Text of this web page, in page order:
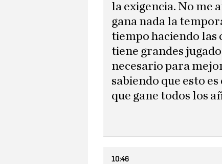
la exigencia. No me
gana nada la
tiempo haciendo las
tiene grandes
necesario para
sabiendo que esto
que gane todos los
10:46